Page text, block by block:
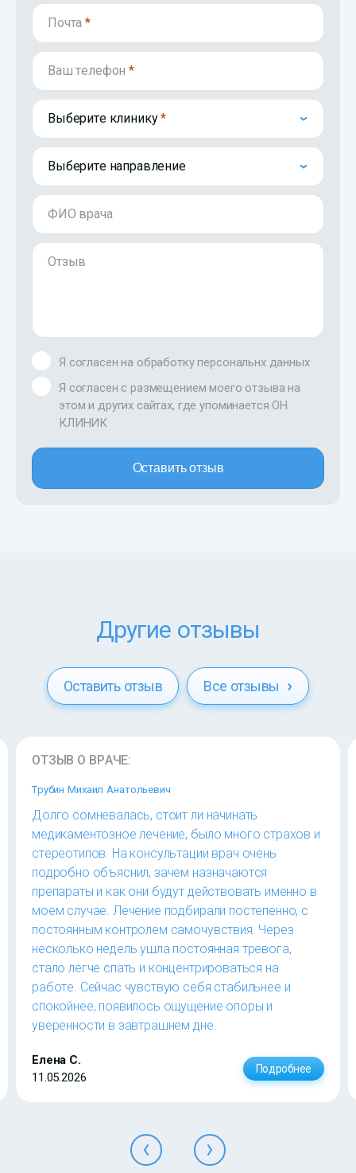
Почта*
Ваш телефон*
Выберите клинику
Выберите направление
ФИО врача
Отзыв
Я согласен на обработку персональнх данных
Я согласен с размещением моего отзыва на
этом и других сайтах, где упоминается ОН
КЛИНИК
Оставить отзыв
Другие отзывы
Оставить отзыв Все отзывы
ОТЗЫВ О ВРАЧЕ:
Трубин Михаил Анатольевич
Долго сомневалась, стоит ли начинать
медикаментозное лечение, было много страхов и
стереотипов. На консультации врач очень
подробно объяснил, зачем назначаются
препараты и как они будут действовать именно в
моем случае. Лечение подбирали постепенно, с
постоянным контролем самочувствия. Через
несколько недель ушла постоянная тревога,
стало легче спать и концентрироваться на
работе. Сейчас чувствую себя стабильнее и
спокойнее, появилось ощущение опоры и
уверенности в завтрашнем дне.
Елена С.
11.05.2026
Подробнее